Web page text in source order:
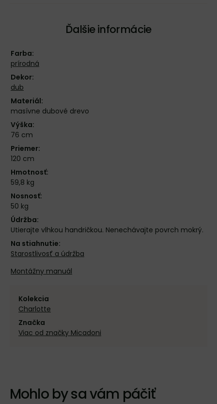
Ďalšie informácie
Farba:
prírodná
Dekor:
dub
Materiál:
masívne dubové drevo
Výška:
76 cm
Priemer:
120 cm
Hmotnosť:
59,8 kg
Nosnosť:
50 kg
Údržba:
Utierajte vlhkou handričkou. Nenechávajte povrch mokrý.
Na stiahnutie:
Starostlivosť a údržba
Montážny manuál
Kolekcia
Charlotte
Značka
Viac od značky Micadoni
Mohlo by sa vám páčiť